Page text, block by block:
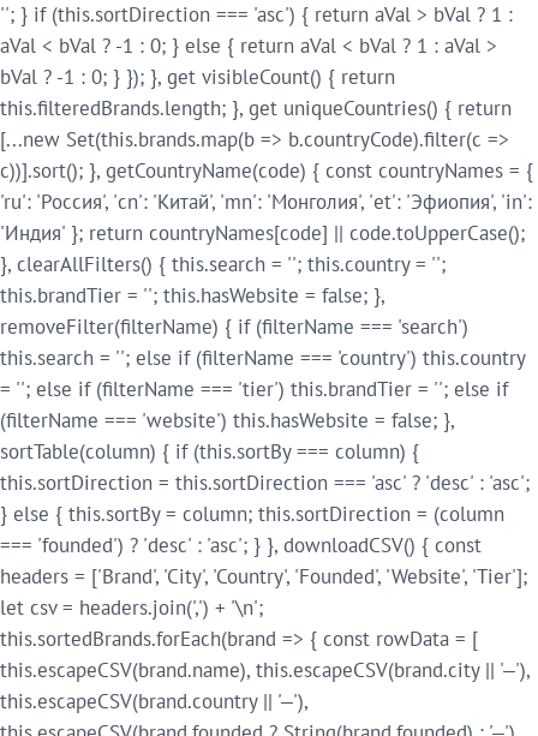
''; } if (this.sortDirection === 'asc') { return aVal > bVal ? 1 :
aVal < bVal ? -1 : 0; } else { return aVal < bVal ? 1 : aVal >
bVal ? -1 : 0; } }); }, get visibleCount() { return
this.filteredBrands.length; }, get uniqueCountries() { return
[...new Set(this.brands.map(b => b.countryCode).filter(c =>
c))].sort(); }, getCountryName(code) { const countryNames = {
'ru': 'Россия', 'cn': 'Китай', 'mn': 'Монголия', 'et': 'Эфиопия', 'in':
'Индия' }; return countryNames[code] || code.toUpperCase();
}, clearAllFilters() { this.search = ''; this.country = '';
this.brandTier = ''; this.hasWebsite = false; },
removeFilter(filterName) { if (filterName === 'search')
this.search = ''; else if (filterName === 'country') this.country
= ''; else if (filterName === 'tier') this.brandTier = ''; else if
(filterName === 'website') this.hasWebsite = false; },
sortTable(column) { if (this.sortBy === column) {
this.sortDirection = this.sortDirection === 'asc' ? 'desc' : 'asc';
} else { this.sortBy = column; this.sortDirection = (column
=== 'founded') ? 'desc' : 'asc'; } }, downloadCSV() { const
headers = ['Brand', 'City', 'Country', 'Founded', 'Website', 'Tier'];
let csv = headers.join(',') + '\n';
this.sortedBrands.forEach(brand => { const rowData = [
this.escapeCSV(brand.name), this.escapeCSV(brand.city || '—'),
this.escapeCSV(brand.country || '—'),